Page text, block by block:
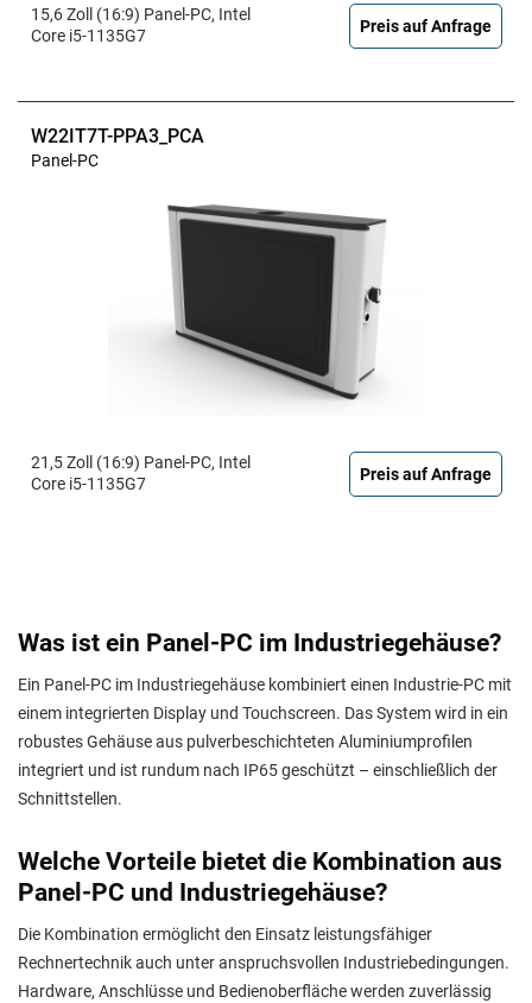
15,6 Zoll (16:9) Panel-PC, Intel
Core i5-1135G7
Preis auf Anfrage
W22IT7T-PPA3_PCA
Panel-PC
21,5 Zoll (16:9) Panel-PC, Intel
Core i5-1135G7
Preis auf Anfrage
Was ist ein Panel-PC im Industriegehäuse?
Ein Panel-PC im Industriegehäuse kombiniert einen Industrie-PC mit
einem integrierten Display und Touchscreen. Das System wird in ein
robustes Gehäuse aus pulverbeschichteten Aluminiumprofilen
integriert und ist rundum nach IP65 geschützt – einschließlich der
Schnittstellen.
Welche Vorteile bietet die Kombination aus
Panel-PC und Industriegehäuse?
Die Kombination ermöglicht den Einsatz leistungsfähiger
Rechnertechnik auch unter anspruchsvollen Industriebedingungen.
Hardware, Anschlüsse und Bedienoberfläche werden zuverlässig